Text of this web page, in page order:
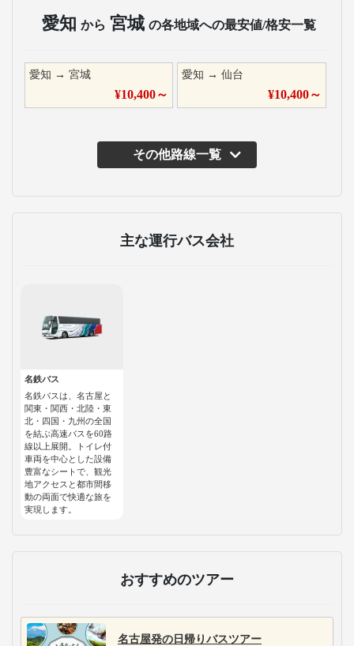
愛知 から 宮城 の各地域への最安値/格安一覧
愛知 → 宮城
¥10,400～
愛知 →仙台
¥10,400～
その他路線一覧
主な運行バス会社
名鉄バス
名鉄バスは、名古屋と
関東・関西・北陸・東
北・四国・九州の全国
を結ぶ高速バスを60路
線以上展開。トイレ付
車両を中心とした設備
豊富なシートで、観光
地アクセスと都市間移
動の両面で快適な旅を
実現します。
おすすめのツアー
名古屋発の日帰りバスツアー